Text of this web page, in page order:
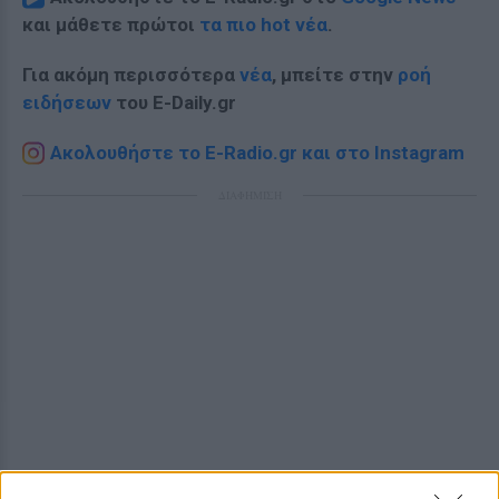
και μάθετε πρώτοι τα πιο hot νέα.
Για ακόμη περισσότερα νέα, μπείτε στην ροή
ειδήσεων του E-Daily.gr
Ακολουθήστε το E-Radio.gr και στο Instagram